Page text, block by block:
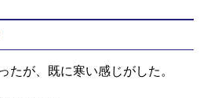
たが、既に寒い感じがした。